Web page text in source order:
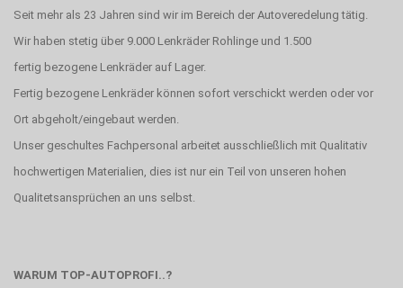
Seit mehr als 23 Jahren sind wir im Bereich der Autoveredelung tätig.
Wir haben stetig über 9.000 Lenkräder Rohlinge und 1.500
fertig bezogene Lenkräder auf Lager.
Fertig bezogene Lenkräder können sofort verschickt werden oder vor
Ort abgeholt/eingebaut werden.
Unser geschultes Fachpersonal arbeitet ausschließlich mit Qualitativ
hochwertigen Materialien, dies ist nur ein Teil von unseren hohen
Qualitetsansprüchen an uns selbst.
WARUM TOP-AUTOPROFI..?